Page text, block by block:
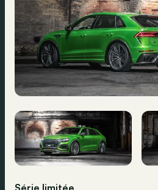
Série limitée